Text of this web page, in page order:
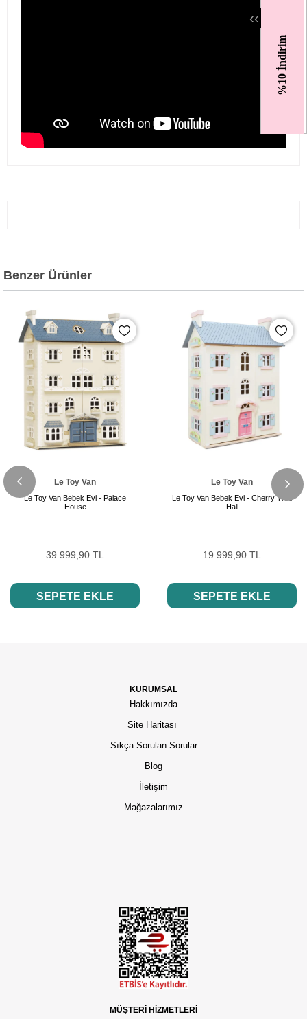
%10 İndirim
‹‹
Benzer Ürünler
Le Toy Van
Le Toy Van Bebek Evi - Palace
House
39.999,90 TL
SEPETE EKLE
Le Toy Van
Le Toy Van Bebek Evi - Cherry Tree
Hall
19.999,90 TL
SEPETE EKLE
KURUMSAL
Hakkımızda
Site Haritası
Sıkça Sorulan Sorular
Blog
İletişim
Mağazalarımız
MÜŞTERİ HİZMETLERİ